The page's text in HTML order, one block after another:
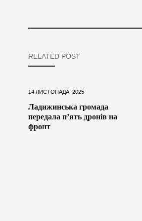
RELATED POST
14 ЛИСТОПАДА, 2025
Ладижинська громада
передала п’ять дронів на
фронт